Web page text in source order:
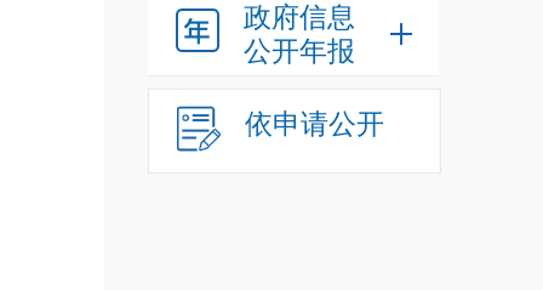
政府信息
公开年报
依申请公开